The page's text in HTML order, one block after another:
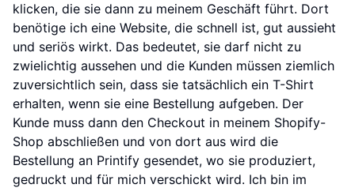
klicken, die sie dann zu meinem Geschäft führt. Dort
benötige ich eine Website, die schnell ist, gut aussieht
und seriös wirkt. Das bedeutet, sie darf nicht zu
zwielichtig aussehen und die Kunden müssen ziemlich
zuversichtlich sein, dass sie tatsächlich ein T-Shirt
erhalten, wenn sie eine Bestellung aufgeben. Der
Kunde muss dann den Checkout in meinem Shopify-
Shop abschließen und von dort aus wird die
Bestellung an Printify gesendet, wo sie produziert,
gedruckt und für mich verschickt wird. Ich bin im